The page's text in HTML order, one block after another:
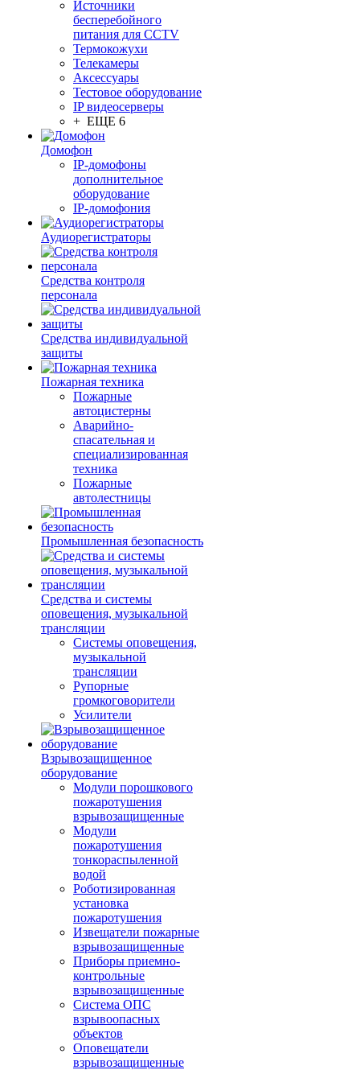
Источники
бесперебойного
питания для CCTV
Термокожухи
Телекамеры
Аксессуары
Тестовое оборудование
IP видеосерверы
+ ЕЩЕ 6
Домофон
IP-домофоны
дополнительное
оборудование
IP-домофония
Аудиорегистраторы
Средства контроля
персонала
Средства индивидуальной
защиты
Пожарная техника
Пожарные
автоцистерны
Аварийно-
спасательная и
специализированная
техника
Пожарные
автолестницы
Промышленная безопасность
Средства и системы
оповещения, музыкальной
трансляции
Системы оповещения,
музыкальной
трансляции
Рупорные
громкоговорители
Усилители
Взрывозащищенное
оборудование
Модули порошкового
пожаротушения
взрывозащищенные
Модули
пожаротушения
тонкораспыленной
водой
Роботизированная
установка
пожаротушения
Извещатели пожарные
взрывозащищенные
Приборы приемно-
контрольные
взрывозащищенные
Система ОПС
взрывоопасных
объектов
Оповещатели
взрывозащищенные